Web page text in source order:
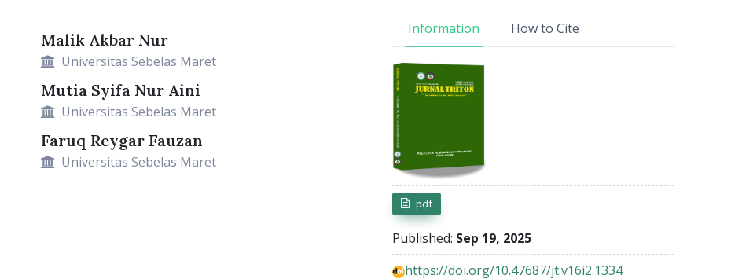
Malik Akbar Nur
Universitas Sebelas Maret
Mutia Syifa Nur Aini
Universitas Sebelas Maret
Faruq Reygar Fauzan
Universitas Sebelas Maret
Information How to Cite
Article Sidebar
pdf
Published: Sep 19, 2025
https://doi.org/10.47687/jt.v16i2.1334